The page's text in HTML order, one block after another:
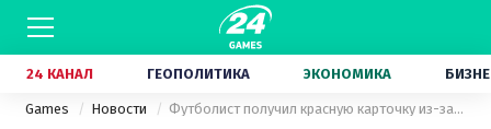
24 КАНАЛ ГЕОПОЛИТИКА ЭКОНОМИКА
Games Новости Футболист получил красную карточку из-за известного геймерского жеста из Fortnite